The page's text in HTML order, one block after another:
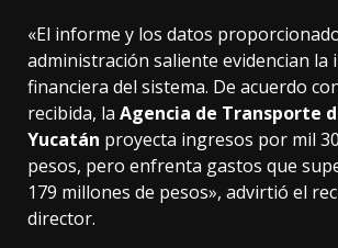
«El informe y los datos
administración saliente evidencian la
financiera del sistema. De acuerdo
recibida, la Agencia de Transporte
Yucatán proyecta ingresos por mil
pesos, pero enfrenta gastos que
179 millones de pesos», advirtió el
director.